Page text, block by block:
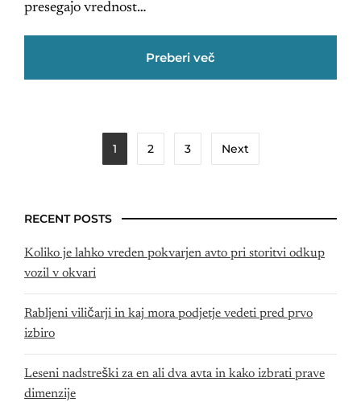
presegajo vrednost…
Preberi več
1 2 3 Next
RECENT POSTS
Koliko je lahko vreden pokvarjen avto pri storitvi odkup
vozil v okvari
Rabljeni viličarji in kaj mora podjetje vedeti pred prvo
izbiro
Leseni nadstreški za en ali dva avta in kako izbrati prave
dimenzije